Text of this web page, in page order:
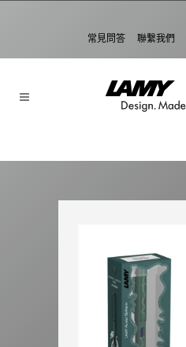
常見問答 聯繫我們